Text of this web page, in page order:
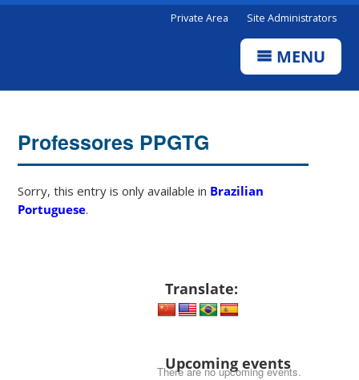
Private Area Site Administrators
MENU
Professores PPGTG
Sorry, this entry is only available in Brazilian
Portuguese.
Translate:
Upcoming events
There are no upcoming events.